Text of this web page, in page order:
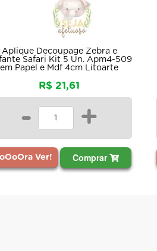
Aplique Decoupage Zebra e
Safari Kit 5 Un. Apm4-509
em Papel e Mdf 4cm Litoarte
R$ 21,61
- +
Ver! Comprar